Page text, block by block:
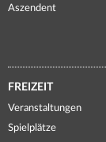
Aszendent
FREIZEIT
Veranstaltungen
Spielplätze